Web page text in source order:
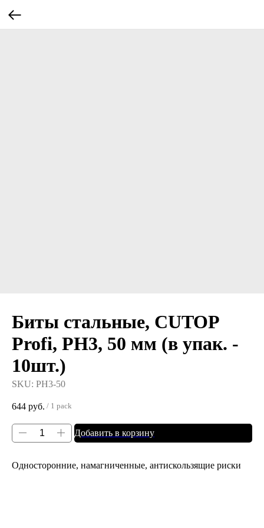
Биты стальные, CUTOP
Profi, PH3, 50 мм (в упак. -
10шт.)
SKU: PH3-50
644 руб. / 1 pack
Добавить в корзину
Односторонние, намагниченные, антискользящие риски